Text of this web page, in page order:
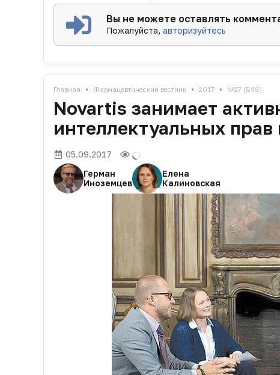
Вы не можете оставлять
Пожалуйста,авторизуйтесь
Главная • Фармацевтический вестник • 2017 • №27 (898)
Novartis занимает
интеллектуальных прав
05.09.2017
Герман
Иноземцев
Елена
Калиновская